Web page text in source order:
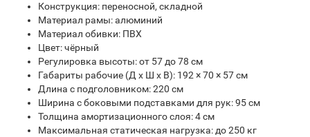
Конструкция: переносной, складной
Материал рамы: алюминий
Материал обивки: ПВХ
Цвет: чёрный
Регулировка высоты: от 57 до 78 см
Габариты рабочие (Д x Ш x В): 192 × 70 × 57 см
Длина с подголовником: 220 см
Ширина с боковыми подставками для рук: 95 см
Толщина амортизационного слоя: 4 см
Максимальная статическая нагрузка: до 250 кг